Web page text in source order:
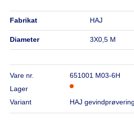
fabrikat HAJ
diameter 3X0,5 M
Vare nr.
651001 M03-6H
Lager
Variant
HAJ